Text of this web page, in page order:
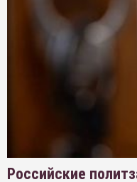
Российские